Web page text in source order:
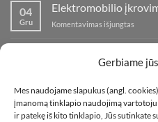
Gerbiame
Mes naudojame slapukus (angl.
įmanomą tinklapio naudojimą
ir patekę iš kito tinklapio, Jūs sutinkate
04
Gru
Elektromobilio
Komentavimas išjungtas
prieiga
Komentavimas išjungtasįraše
01
Lap
Kaip fotografuoti
Komentavimas išjungtasįraše